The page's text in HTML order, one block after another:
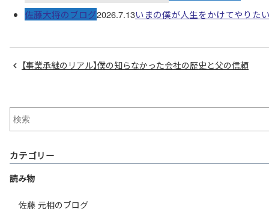
佐藤大将のブログ2026.7.13いまの僕が人生をかけてやりた
【事業承継のリアル】僕の知らなかった会社の歴史と父の信頼
カテゴリー
読み物
佐藤 元相のブログ